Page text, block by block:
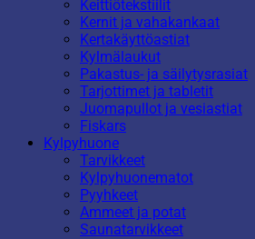
Keittiötekstiilit
Kernit ja vahakankaat
Kertakäyttöastiat
Kylmälaukut
Pakastus- ja säilytysrasiat
Tarjottimet ja tabletit
Juomapullot ja vesiastiat
Fiskars
Kylpyhuone
Tarvikkeet
Kylpyhuonematot
Pyyhkeet
Ammeet ja potat
Saunatarvikkeet